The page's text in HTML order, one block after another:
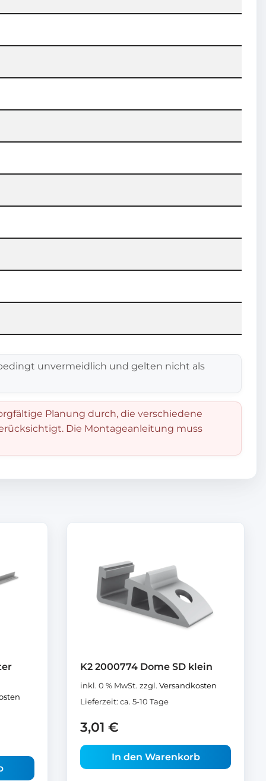
unvermeidlich und gelten nicht als
Planung durch, die verschiedene
Die Montageanleitung muss
K2 2000774 Dome SD klein
inkl. 0 % MwSt. zzgl. Versandkosten
Lieferzeit: ca. 5-10 Tage
3,01 €
In den Warenkorb